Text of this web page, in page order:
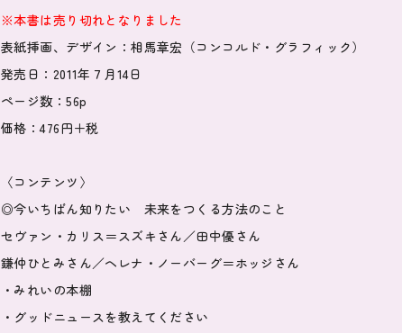
※本書は売り切れとなりました
表紙挿画、デザイン：相馬章宏（コンコルド・グラフィック）
発売日：2011年７月14日
ページ数：56p
価格：476円＋税
〈コンテンツ〉
◎今いちばん知りたい 未来をつくる方法のこと
セヴァン・カリス＝スズキさん／田中優さん
鎌仲ひとみさん／ヘレナ・ノーバーグ＝ホッジさん
・みれいの本棚
・グッドニュースを教えてください